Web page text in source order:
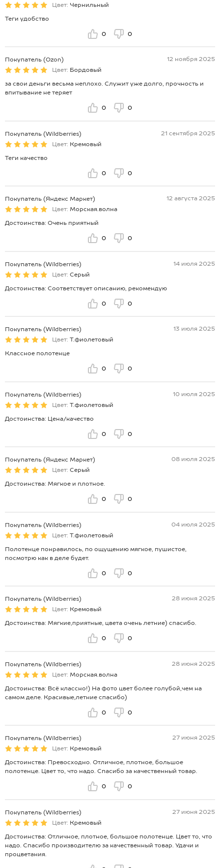
Цвет: Чернильный
Теги удобство
0 0
Покупатель (Ozon)
12 ноября 2025
Цвет: Бордовый
за свои деньги весьма неплохо. Служит уже долго, прочность и
впитывание не теряет
0 0
Покупатель (Wildberries)
21 сентября 2025
Цвет: Кремовый
Теги качество
0 0
Покупатель (Яндекс Маркет)
12 августа 2025
Цвет: Морская.волна
Достоинства: Очень приятный
0 0
Покупатель (Wildberries)
14 июля 2025
Цвет: Серый
Достоинства: Соответствует описанию, рекомендую
0 0
Покупатель (Wildberries)
13 июля 2025
Цвет: Т.фиолетовый
Классное полотенце
0 0
Покупатель (Wildberries)
10 июля 2025
Цвет: Т.фиолетовый
Достоинства: Цена/качество
0 0
Покупатель (Яндекс Маркет)
08 июля 2025
Цвет: Серый
Достоинства: Мягкое и плотное.
0 0
Покупатель (Wildberries)
04 июля 2025
Цвет: Т.фиолетовый
Полотенце понравилось, по ощущению мягкое, пушистое,
посмотрю как в деле будет.
0 0
Покупатель (Wildberries)
28 июня 2025
Цвет: Кремовый
Достоинства: Мягкие,приятные, цвета очень летние) спасибо.
0 0
Покупатель (Wildberries)
28 июня 2025
Цвет: Морская.волна
Достоинства: Всё классно!) На фото цвет более голубой,чем на
самом деле. Красивые,летние спасибо)
0 0
Покупатель (Wildberries)
27 июня 2025
Цвет: Кремовый
Достоинства: Превосходно. Отличное, плотное, большое
полотенце. Цвет то, что надо. Спасибо за качественный товар.
0 0
Покупатель (Wildberries)
27 июня 2025
Цвет: Кремовый
Достоинства: Отличное, плотное, большое полотенце. Цвет то, что
надо. Спасибо производителю за качественный товар. Удачи и
процветания.